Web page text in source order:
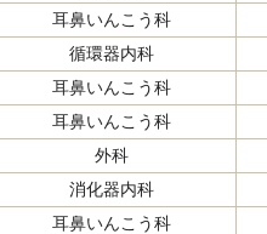
耳鼻いんこう科
循環器内科
耳鼻いんこう科
耳鼻いんこう科
外科
消化器内科
耳鼻いんこう科